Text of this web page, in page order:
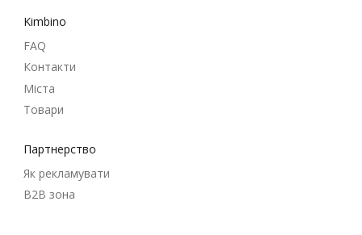
Kimbino
FAQ
Контакти
Міста
Товари
Партнерство
Як рекламувати
B2B зона